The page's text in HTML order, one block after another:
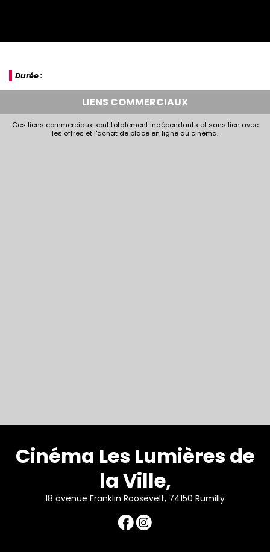
Durée :
LIENS COMMERCIAUX
Ces liens commerciaux sont totalement indépendants et sans lien avec
les offres et l'achat de place en ligne du cinéma.
Cinéma Les Lumières de
la Ville,
18 avenue Franklin Roosevelt, 74150 Rumilly